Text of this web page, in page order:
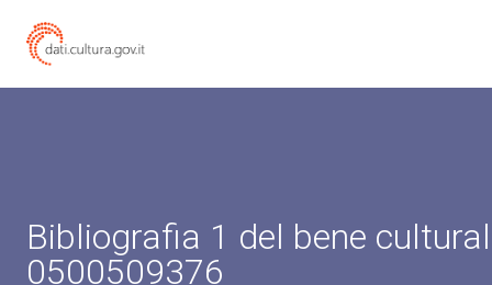
Bibliografia 1 del bene
0500509376